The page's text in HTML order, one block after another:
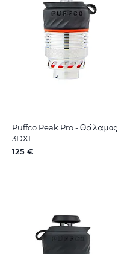
Puffco Peak Pro - Θάλαμος
3DXL
125 €